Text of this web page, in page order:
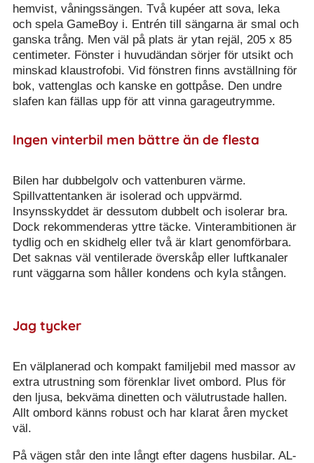
hemvist, våningssängen. Två kupéer att sova, leka
och spela GameBoy i. Entrén till sängarna är smal och
ganska trång. Men väl på plats är ytan rejäl, 205 x 85
centimeter. Fönster i huvudändan sörjer för utsikt och
minskad klaustrofobi. Vid fönstren finns avställning för
bok, vattenglas och kanske en gottpåse. Den undre
slafen kan fällas upp för att vinna garageutrymme.
Ingen vinterbil men bättre än de flesta
Bilen har dubbelgolv och vattenburen värme.
Spillvattentanken är isolerad och uppvärmd.
Insynsskyddet är dessutom dubbelt och isolerar bra.
Dock rekommenderas yttre täcke. Vinterambitionen är
tydlig och en skidhelg eller två är klart genomförbara.
Det saknas väl ventilerade överskåp eller luftkanaler
runt väggarna som håller kondens och kyla stången.
Jag tycker
En välplanerad och kompakt familjebil med massor av
extra utrustning som förenklar livet ombord. Plus för
den ljusa, bekväma dinetten och välutrustade hallen.
Allt ombord känns robust och har klarat åren mycket
väl.
På vägen står den inte långt efter dagens husbilar. AL-